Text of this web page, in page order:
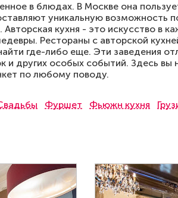
в блюдах. В Москве она
уникальную возможность
кухня - это искусство в
Рестораны с авторской
где-либо еще. Эти заведения
и других особых событий. Здесь вы
по любому поводу.
Фуршет Фьюжн кухня